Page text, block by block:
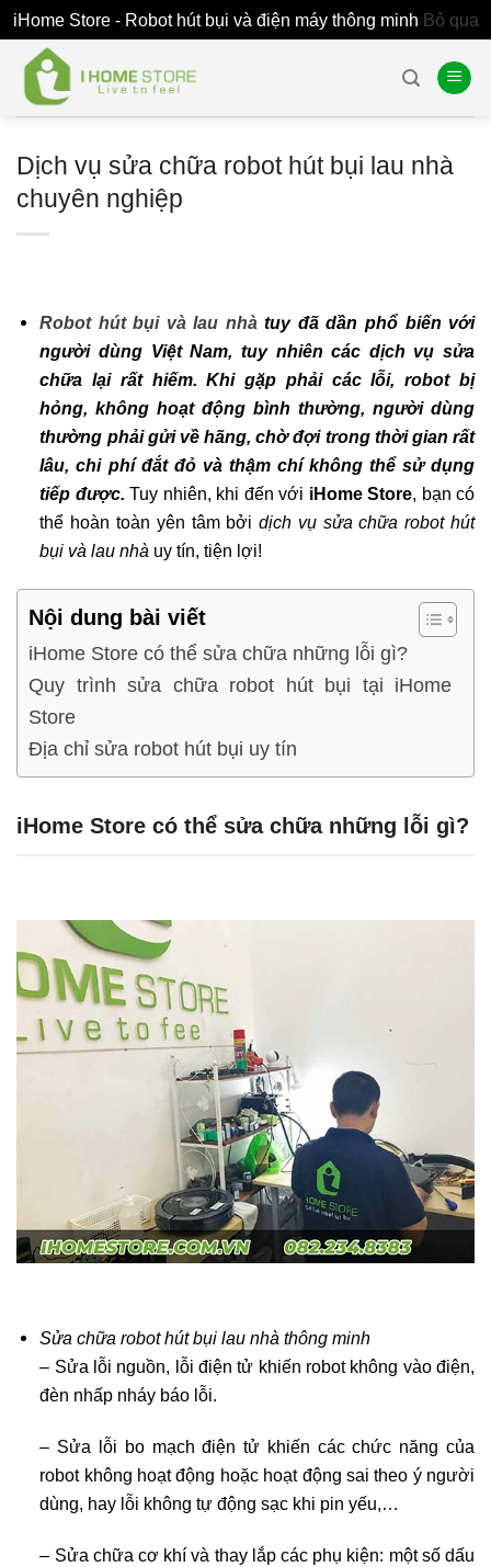
iHome Store - Robot hút bụi và điện máy thông minh Bỏ qua
content
Dịch vụ sửa chữa robot hút bụi lau nhà
chuyên nghiệp
Robot hút bụi và lau nhàtuy đã dần phổ biến với
người dùng Việt Nam, tuy nhiên các dịch vụ sửa
chữa lại rất hiếm. Khi gặp phải các lỗi, robot bị
hỏng, không hoạt động bình thường, người dùng
thường phải gửi về hãng, chờ đợi trong thời gian rất
lâu, chi phí đắt đỏ và thậm chí không thể sử dụng
tiếp được.Tuy nhiên, khi đến với iHome Store, bạn có
thể hoàn toàn yên tâm bởidịch vụ sửa chữa robot hút
bụi và lau nhà uy tín, tiện lợi!
Nội dung bài viết
iHome Store có thể sửa chữa những lỗi gì?
Quy trình sửa chữa robot hút bụi tại iHome
Store
Địa chỉ sửa robot hút bụi uy tín
iHome Store có thể sửa chữa những lỗi gì?
Sửa chữa robot hút bụi lau nhà thông minh
– Sửa lỗi nguồn, lỗi điện tử khiến robot không vào điện,
đèn nhấp nháy báo lỗi.
– Sửa lỗi bo mạch điện tử khiến các chức năng của
robot không hoạt động hoặc hoạt động sai theo ý người
dùng, hay lỗi không tự động sạc khi pin yếu,…
– Sửa chữa cơ khí và thay lắp các phụ kiện: một số dấu